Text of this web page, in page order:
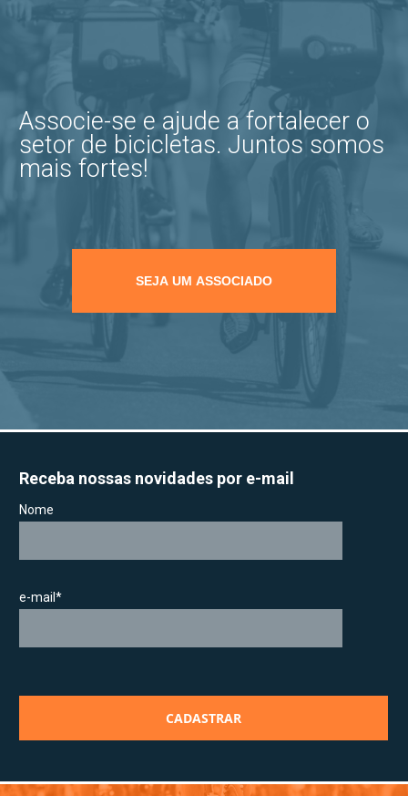
Associe-se e ajude a fortalecer o
setor de bicicletas. Juntos somos
mais fortes!
SEJA UM ASSOCIADO
Receba nossas novidades por e-mail
Nome
e-mail*